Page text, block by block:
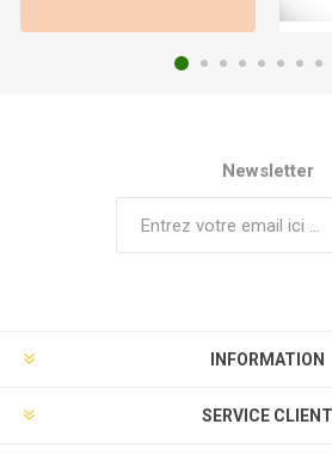
Newsletter
INFORMATION
SERVICE CLIENT